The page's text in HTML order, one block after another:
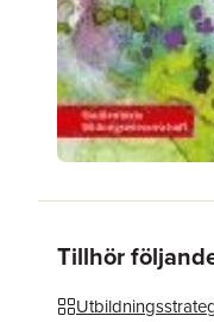
Tillhör